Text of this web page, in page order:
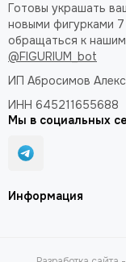
Информация
Готовы украшать
новыми фигурками
обращаться к
@FIGURIUM_bot
ИП Абросимов
ИНН 645211655688
Мы в социальных